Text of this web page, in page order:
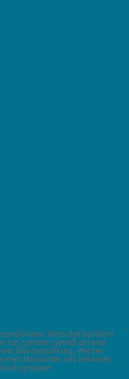
Wirtschaftsprüfern
hat, gehören gemäß unseren
Mandatsumfang. Werden
Mandanten uns bekannte,